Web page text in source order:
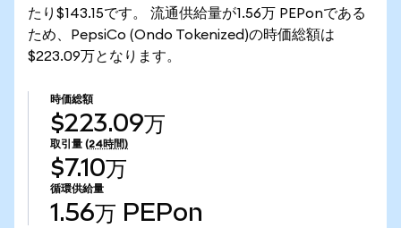
たり$143.15です。 流通供給量が1.56万 PEPonである
ため、PepsiCo (Ondo Tokenized)の時価総額は
$223.09万となります。
時価総額
$223.09万
取引量 (24時間)
$7.10万
循環供給量
1.56万 PEPon